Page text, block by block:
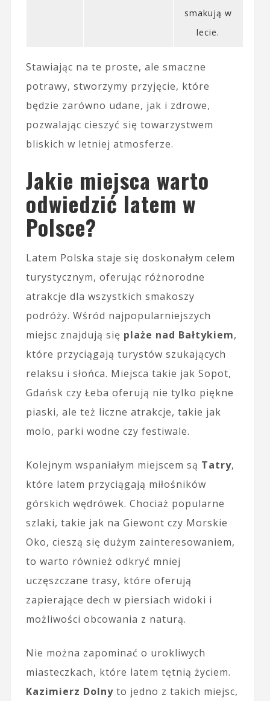
smakują w
lecie.
Stawiając na te proste, ale smaczne
potrawy, stworzymy przyjęcie, które
będzie zarówno udane, jak i zdrowe,
pozwalając cieszyć się towarzystwem
bliskich w letniej atmosferze.
Jakie miejsca warto
odwiedzić latem w
Polsce?
Latem Polska staje się doskonałym celem
turystycznym, oferując różnorodne
atrakcje dla wszystkich smakoszy
podróży. Wśród najpopularniejszych
miejsc znajdują się plaże nad Bałtykiem,
które przyciągają turystów szukających
relaksu i słońca. Miejsca takie jak Sopot,
Gdańsk czy Łeba oferują nie tylko piękne
piaski, ale też liczne atrakcje, takie jak
molo, parki wodne czy festiwale.
Kolejnym wspaniałym miejscem są Tatry,
które latem przyciągają miłośników
górskich wędrówek. Chociaż popularne
szlaki, takie jak na Giewont czy Morskie
Oko, cieszą się dużym zainteresowaniem,
to warto również odkryć mniej
uczęszczane trasy, które oferują
zapierające dech w piersiach widoki i
możliwości obcowania z naturą.
Nie można zapominać o urokliwych
miasteczkach, które latem tętnią życiem.
Kazimierz Dolnyto jedno z takich miejsc,